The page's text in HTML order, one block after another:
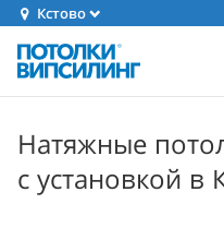
Кстово
Натяжные
с установкой в